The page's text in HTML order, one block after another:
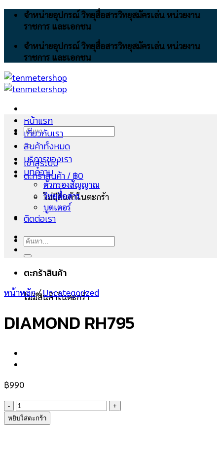
Skip
จำหน่ายอุปกรณ์ วิทยุสื่อสารวิทยุสมัครเล่น หน่วยงาน
ราชการ และเอกชน
จำหน่ายอุปกรณ์ วิทยุสื่อสารวิทยุสมัครเล่น หน่วยงาน
ราชการ และเอกชน
ค้นหา:
เข้าสู่ระบบ
ตะกร้าสินค้า /฿0
ไม่มีสินค้าในตะกร้า
ตะกร้าสินค้า
ไม่มีสินค้าในตะกร้า
หน้าแรก
เกี่ยวกับเรา
สินค้าทั้งหมด
บริการของเรา
บทความ
ตัวกรองสัญญาณ
วิทยุสื่อสาร
บูตเตอร์
ติดต่อเรา
ค้นหา:
หน้าหลัก/ Uncategorized
DIAMOND RH795
฿990
จำนวน
DIAMOND
RH795
หยิบใส่ตะกร้า